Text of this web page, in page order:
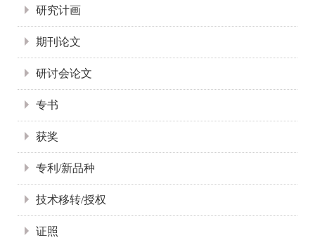
研究计画
期刊论文
研讨会论文
专书
获奖
专利/新品种
技术移转/授权
证照